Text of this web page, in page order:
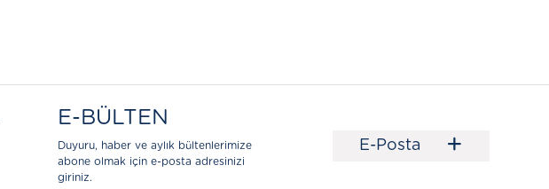
E-BÜLTEN
Duyuru, haber ve aylık bültenlerimize
abone olmak için e-posta adresinizi
giriniz.
E-Posta +